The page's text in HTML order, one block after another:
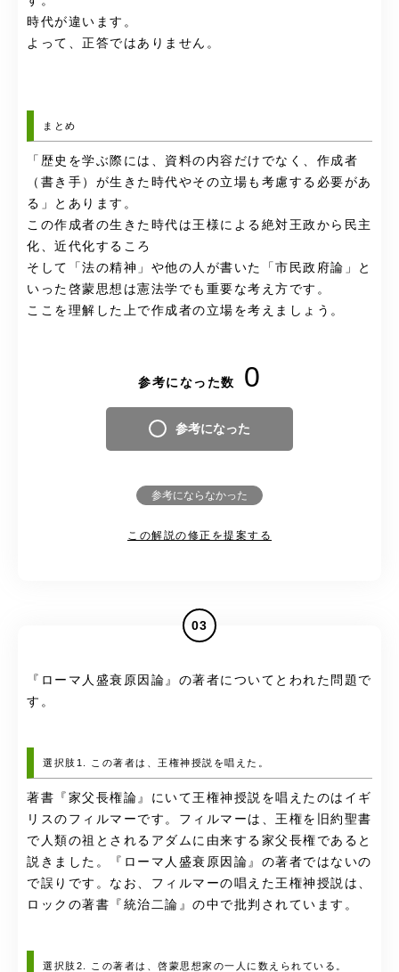
時代が違います。
よって、正答ではありません。
まとめ
「歴史を学ぶ際には、資料の内容だけでなく、作成者
（書き手）が生きた時代やその立場も考慮する必要があ
る」とあります。
この作成者の生きた時代は王様による絶対王政から民主
化、近代化するころ
そして「法の精神」や他の人が書いた「市民政府論」と
いった啓蒙思想は憲法学でも重要な考え方です。
ここを理解した上で作成者の立場を考えましょう。
参考になった数 0
参考になった
参考にならなかった
この解説の修正を提案する
03
『ローマ人盛衰原因論』の著者についてとわれた問題で
す。
選択肢1. この著者は、王権神授説を唱えた。
著書 『家父長権論』にいて王権神授説を唱えたのはイギ
リスのフィルマーです。フィルマーは、王権を旧約聖書
で人類の祖とされるアダムに由来する家父長権であると
説きました。『ローマ人盛衰原因論』の著者ではないの
で誤りです。なお、フィルマーの唱えた王権神授説は、
ロックの著書『統治二論』の中で批判されています。
選択肢2. この著者は、啓蒙思想家の一人に数えられている。